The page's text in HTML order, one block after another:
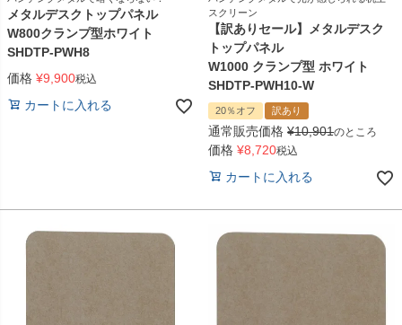
メタルデスクトップパネル
W800クランプ型ホワイト
SHDTP-PWH8
価格 ¥9,900税込
カートに入れる
スクリーン
【訳ありセール】メタルデスク
トップパネル
W1000 クランプ型 ホワイト
SHDTP-PWH10-W
20％オフ 訳あり
通常販売価格 ¥10,901のところ
価格 ¥8,720税込
カートに入れる